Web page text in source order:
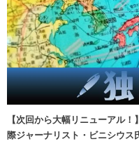
【次回から大幅リニューアル
際ジャーナリスト・ビニシウス